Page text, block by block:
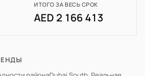
ИТОГО ЗА ВЕСЬ СРОК
AED 2 166 413